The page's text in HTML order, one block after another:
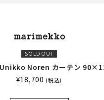
SOLDOUT
Unikko Noren カーテン
¥18,700 (税込)